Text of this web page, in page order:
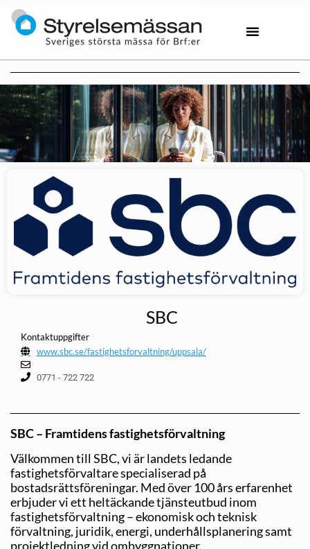
SBC
Kontaktuppgifter
www.sbc.se/fastighetsforvaltning/uppsala/
0771 - 722 722
SBC – Framtidens fastighetsförvaltning
Välkommen till SBC, vi är landets ledande
fastighetsförvaltare specialiserad på
bostadsrättsföreningar. Med över 100 års erfarenhet
erbjuder vi ett heltäckande tjänsteutbud inom
fastighetsförvaltning – ekonomisk och teknisk
förvaltning, juridik, energi, underhållsplanering samt
projektledning vid ombyggnationer.